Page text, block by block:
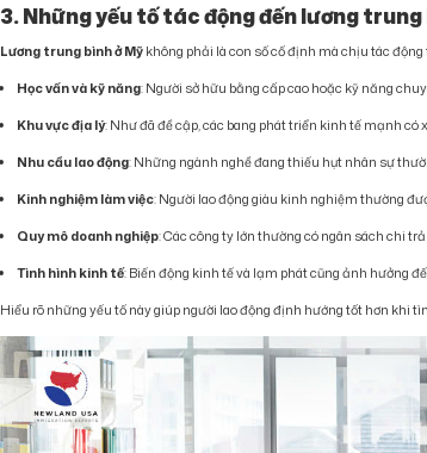
3. Những yếu tố tác động đến lương trung
Lương trung bình ở Mỹ không phải là con số cố định mà chịu tác
Học vấn và kỹ năng: Người sở hữu bằng cấp cao hoặc kỹ năng
Khu vực địa lý: Như đã đề cập, các bang phát triển kinh tế mạnh có
Nhu cầu lao động: Những ngành nghề đang thiếu hụt nhân sự
Kinh nghiệm làm việc: Người lao động giàu kinh nghiệm thường
Quy mô doanh nghiệp: Các công ty lớn thường có ngân sách chi
Tình hình kinh tế: Biến động kinh tế và lạm phát cũng ảnh hưởng
Hiểu rõ những yếu tố này giúp người lao động định hướng tốt hơn khi